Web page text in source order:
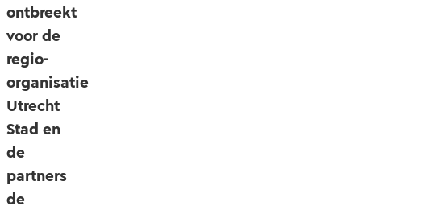
ontbreekt
voor de
regio-
organisatie
Utrecht
Stad en
de
partners
de